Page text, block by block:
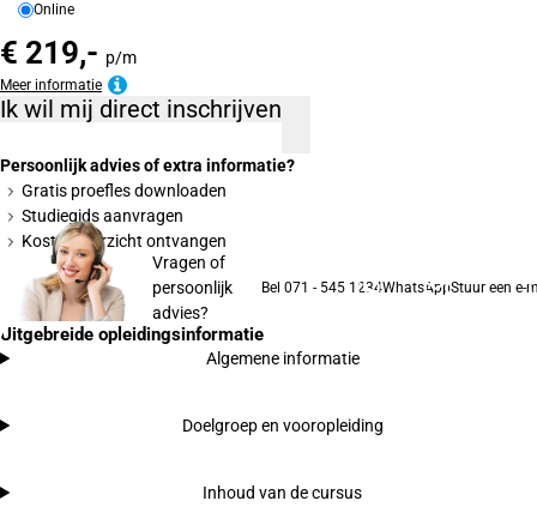
Online
€ 219,- p/m
Meer informatie
Ik wil mij direct inschrijven
Persoonlijk advies of extra informatie?
Gratis proefles downloaden
Studiegids aanvragen
Kostenoverzicht ontvangen
Vragen of
persoonlijk
advies?
Bel 071 - 545 1234WhatsAppStuur een e-
Uitgebreide opleidingsinformatie
Algemene informatie
Doelgroep en vooropleiding
Inhoud van de cursus